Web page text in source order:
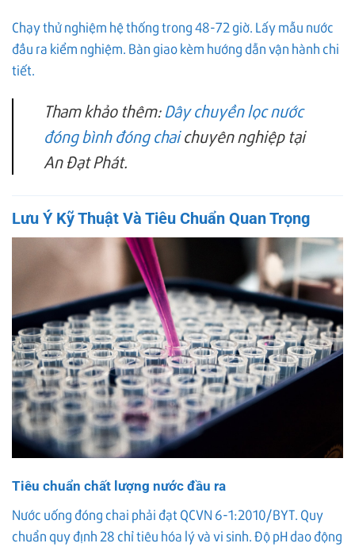
Chạy thử nghiệm hệ thống trong 48-72 giờ. Lấy mẫu nước
đầu ra kiểm nghiệm. Bàn giao kèm hướng dẫn vận hành chi
tiết.
Tham khảo thêm:Dây chuyền lọc nước
đóng bình đóng chaichuyên nghiệp tại
An Đạt Phát.
Lưu Ý Kỹ Thuật Và Tiêu Chuẩn Quan Trọng
Tiêu chuẩn chất lượng nước đầu ra
Nước uống đóng chai phải đạt QCVN 6-1:2010/BYT. Quy
chuẩn quy định 28 chỉ tiêu hóa lý và vi sinh. Độ pH dao động